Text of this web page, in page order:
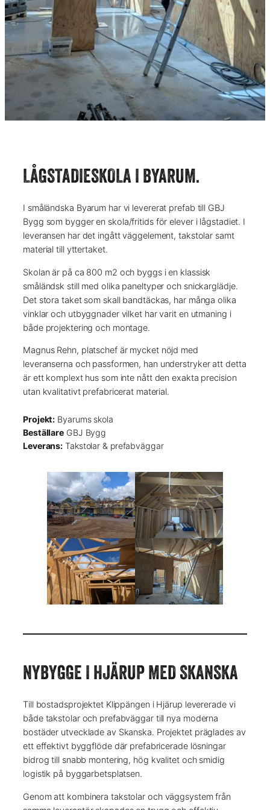
LÅGSTADIESKOLA I BYARUM.
I småländska Byarum har vi levererat prefab till GBJ
Bygg som bygger en skola/fritids för elever i lågstadiet. I
leveransen har det ingått väggelement, takstolar samt
material till yttertaket.
Skolan är på ca 800 m2 och byggs i en klassisk
småländsk still med olika paneltyper och snickarglädje.
Det stora taket som skall bandtäckas, har många olika
vinklar och utbyggnader vilket har varit en utmaning i
både projektering och montage.
Magnus Rehn, platschef är mycket nöjd med
leveranserna och passformen, han understryker att detta
är ett komplext hus som inte nått den exakta precision
utan kvalitativt prefabricerat material.
Projekt: Byarums skola
Beställare GBJ Bygg
Leverans: Takstolar & prefabväggar
NYBYGGE I HJÄRUP MED SKANSKA
Till bostadsprojektet Klippängen i Hjärup levererade vi
både takstolar och prefabväggar till nya moderna
bostäder utvecklade av Skanska. Projektet präglades av
ett effektivt byggflöde där prefabricerade lösningar
bidrog till snabb montering, hög kvalitet och smidig
logistik på byggarbetsplatsen.
Genom att kombinera takstolar och väggsystem från